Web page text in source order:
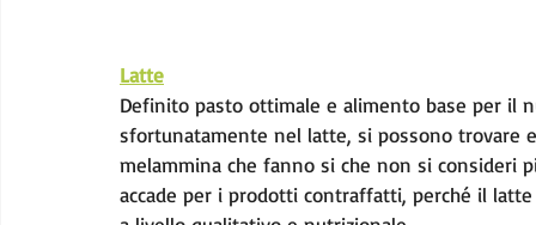
Latte
Definito pasto ottimale e alimento base per il
sfortunatamente nel latte, si possono trovare
melammina che fanno si che non si consideri
accade per i prodotti contraffatti, perché il